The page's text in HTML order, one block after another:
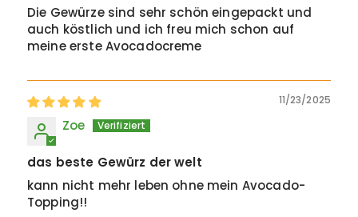
Die Gewürze sind sehr schön eingepackt und
auch köstlich und ich freu mich schon auf
meine erste Avocadocreme
11/23/2025
Zoe
das beste Gewürz der welt
kann nicht mehr leben ohne mein Avocado-
Topping!!